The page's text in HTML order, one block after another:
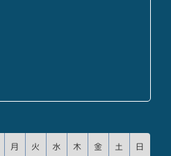
月 火 水 木 金 土 日